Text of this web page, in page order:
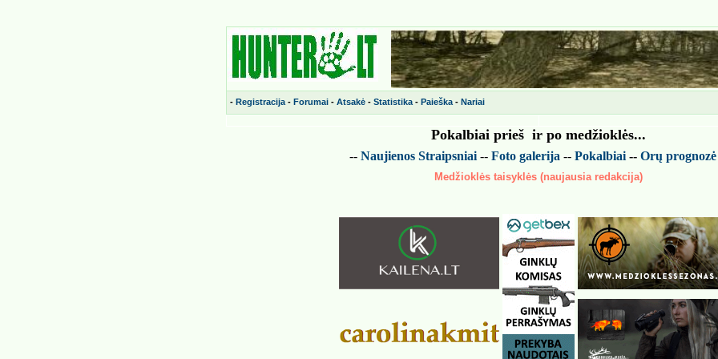
- Registracija - Forumai - Atsakė - Statistika - Paieška - Nariai
Pokalbiai prieš ir po medžioklės...
-- Naujienos Straipsniai -- Foto galerija -- Pokalbiai -- Orų prognozė
Medžioklės taisyklės (naujausia redakcija)